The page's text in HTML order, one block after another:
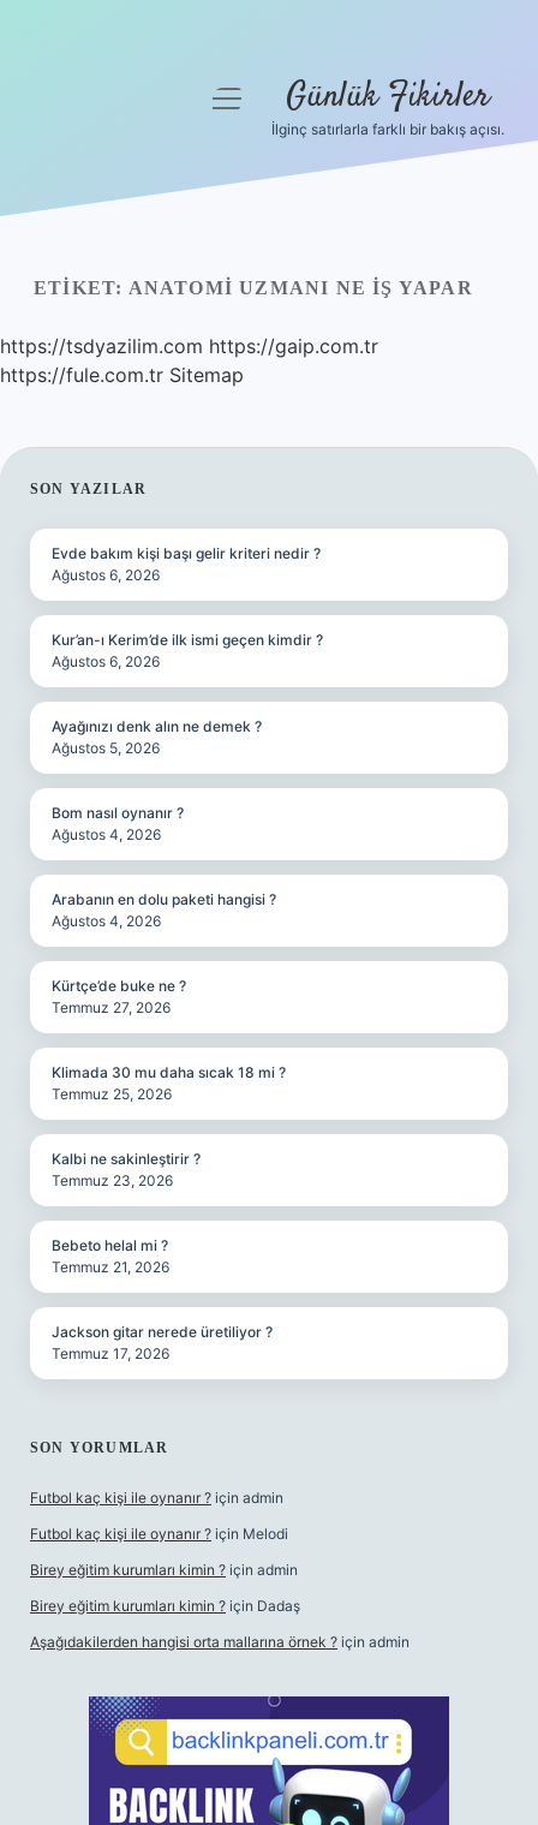
Yasal Uyarı
Hakkımızda
menüyü Günlük Fikirler
İlginç satırlarla farklı bir bakış açısı.
ETIKET: ANATOMI UZMANI NE IŞ YAPAR
https://tsdyazilim.com https://gaip.com.tr
https://fule.com.tr Sitemap
SIDEBAR
SON YAZILAR
Evde bakım kişi başı gelir kriteri nedir ?
Ağustos 6, 2026
Kur’an-ı Kerim’de ilk ismi geçen kimdir ?
Ağustos 6, 2026
Ayağınızı denk alın ne demek ?
Ağustos 5, 2026
Bom nasıl oynanır ?
Ağustos 4, 2026
Arabanın en dolu paketi hangisi ?
Ağustos 4, 2026
Kürtçe’de buke ne ?
Temmuz 27, 2026
Klimada 30 mu daha sıcak 18 mi ?
Temmuz 25, 2026
Kalbi ne sakinleştirir ?
Temmuz 23, 2026
Bebeto helal mi ?
Temmuz 21, 2026
Jackson gitar nerede üretiliyor ?
Temmuz 17, 2026
SON YORUMLAR
Futbol kaç kişi ile oynanır ? için admin
Futbol kaç kişi ile oynanır ? için Melodi
Birey eğitim kurumları kimin ? için admin
Birey eğitim kurumları kimin ? için Dadaş
Aşağıdakilerden hangisi orta mallarına örnek ? için admin